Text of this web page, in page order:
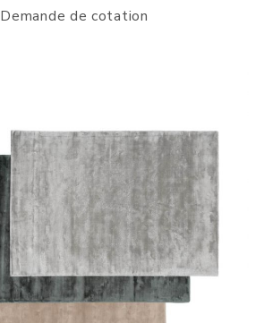
Demande de cotation